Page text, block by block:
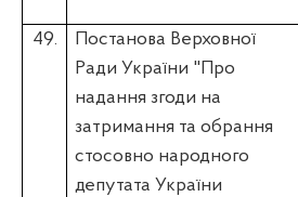
49.
Постанова Верховної
Ради України "Про
надання згоди на
затримання та обрання
стосовно народного
депутата України